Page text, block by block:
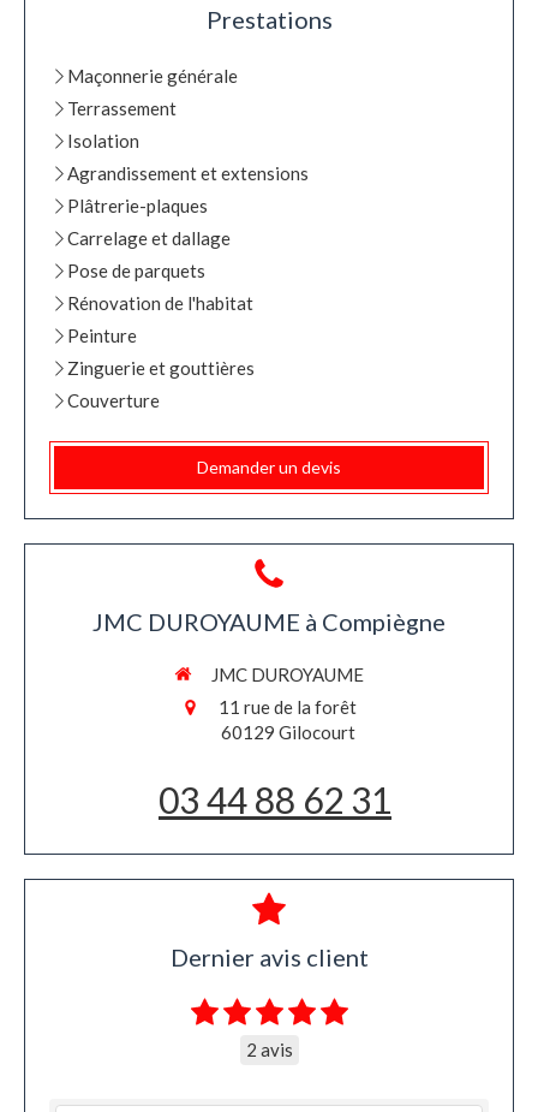
Prestations
Maçonnerie générale
Terrassement
Isolation
Agrandissement et extensions
Plâtrerie-plaques
Carrelage et dallage
Pose de parquets
Rénovation de l'habitat
Peinture
Zinguerie et gouttières
Couverture
Demander un devis
JMC DUROYAUME à Compiègne
JMC DUROYAUME
11 rue de la forêt
60129 Gilocourt
03 44 88 62 31
Dernier avis client
2 avis